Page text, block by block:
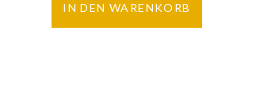
IN DEN WARENKORB